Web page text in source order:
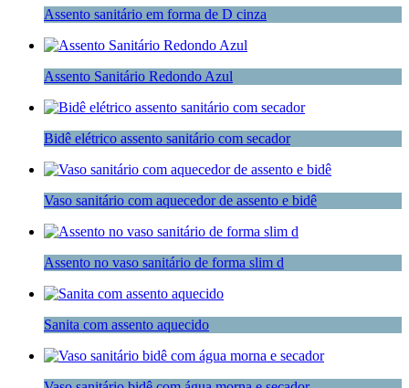
Assento sanitário em forma de D cinza
Assento Sanitário Redondo Azul
Bidê elétrico assento sanitário com secador
Vaso sanitário com aquecedor de assento e bidê
Assento no vaso sanitário de forma slim d
Sanita com assento aquecido